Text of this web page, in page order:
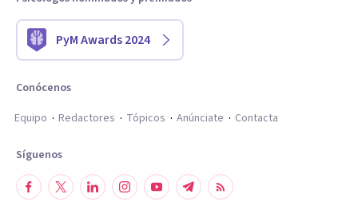
PyM Awards 2024
Conócenos
Equipo
Redactores Tópicos Anúnciate Contacta
Síguenos